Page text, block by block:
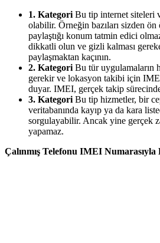
1. Kategori Bu tip internet siteleri
olabilir. Örneğin bazıları sizden ön
paylaştığı konum tatmin edici
dikkatli olun ve gizli kalması
paylaşmaktan kaçının.
2. Kategori Bu tür uygulamaların
gerekir ve lokasyon takibi için
duyar. IMEI, gerçek takip
3. Kategori Bu tip hizmetler, bir
veritabanında kayıp ya da kara
sorgulayabilir. Ancak yine gerçek
yapamaz.
Çalınmış Telefonu IMEI